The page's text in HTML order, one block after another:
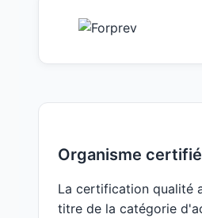
Organisme
La certification qualité
titre de la catégorie